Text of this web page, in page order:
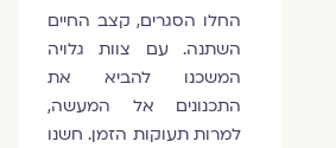
החלו הסגרים, קצב החיים
השתנה. עם צוות גלויה
המשכנו להביא את
התכנונים אל המעשה,
למרות תעוקות הזמן. חשנו